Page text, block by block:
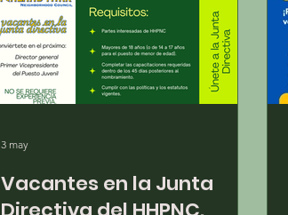
Vacantes en la Junta
3 may